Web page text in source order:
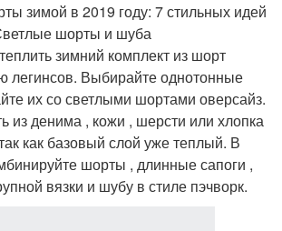
зимой в 2019 году: 7 стильных идей
шорты и шуба
зимний комплект из шорт
Выбирайте однотонные
их со светлыми шортами оверсайз.
из денима , кожи , шерсти или хлопка
как базовый слой уже теплый. В
шорты , длинные сапоги ,
вязки и шубу в стиле пэчворк.